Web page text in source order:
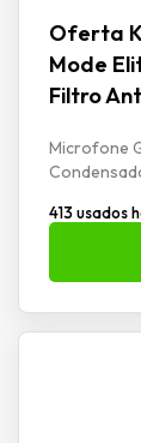
Oferta
Mode
Filtro
Microfone
413 usados